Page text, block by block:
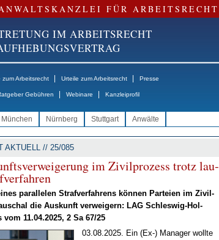
FÜR ARBEITSRECHT
IM ARBEITSRECHT
zum Arbeitsrecht Urteile zum Arbeitsrecht Presse
Gebühren Webinare Kanzleiprofil
München Nürnberg Stuttgart Anwälte
AKTUELL // 25/085
im Zi­vil­pro­zess trotz lau­
par­al­le­len Straf­ver­fah­rens kön­nen Par­tei­en im Zi­vil­
die Aus­kunft ver­wei­gern: LAG Schles­wig-Hol­
11.04.2025, 2 Sa 67/25
03.08.2025. Ein (Ex-) Ma­na­ger woll­te